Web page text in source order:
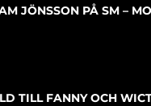
JÖNSSON PÅ SM –
TILL FANNY OCH